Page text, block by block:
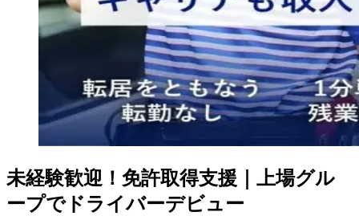
未経験歓迎！免許取得支援｜上場グル
ープでドライバーデビュー